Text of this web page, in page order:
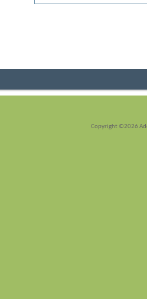
Copyright ©2026